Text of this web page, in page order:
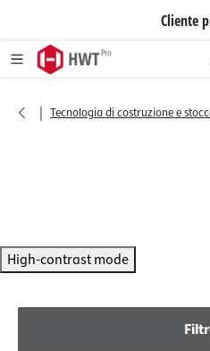
Cliente
| Tecnologia di costruzione e
High-contrast mode